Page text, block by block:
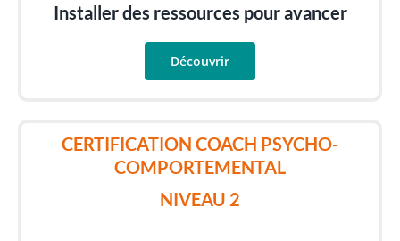
Installer des ressources pour avancer
Découvrir
CERTIFICATION COACH PSYCHO-
COMPORTEMENTAL
NIVEAU 2